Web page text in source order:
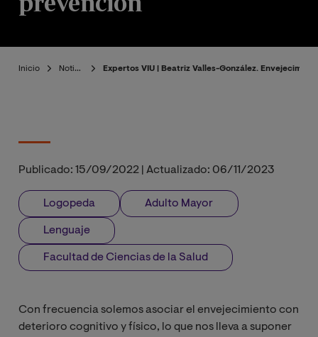
Inicio Noticias Expertos VIU | Beatriz Valles-González.
Publicado: 15/09/2022 Actualizado: 06/11/2023
Logopeda Adulto Mayor
Lenguaje
Facultad de Ciencias de la Salud
Con frecuencia solemos asociar el envejecimiento con
deterioro cognitivo y físico, lo que nos lleva a suponer